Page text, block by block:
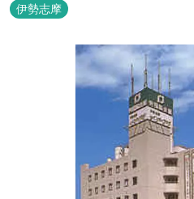
伊勢志摩